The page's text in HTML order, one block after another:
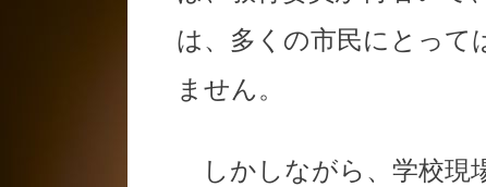
は、多くの市民にとって
ません。
しかしながら、学校現